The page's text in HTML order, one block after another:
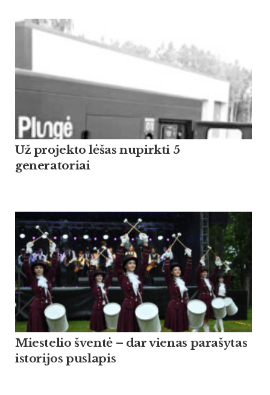
Už projekto lėšas nupirkti 5
generatoriai
Miestelio šventė – dar vienas parašytas
istorijos puslapis